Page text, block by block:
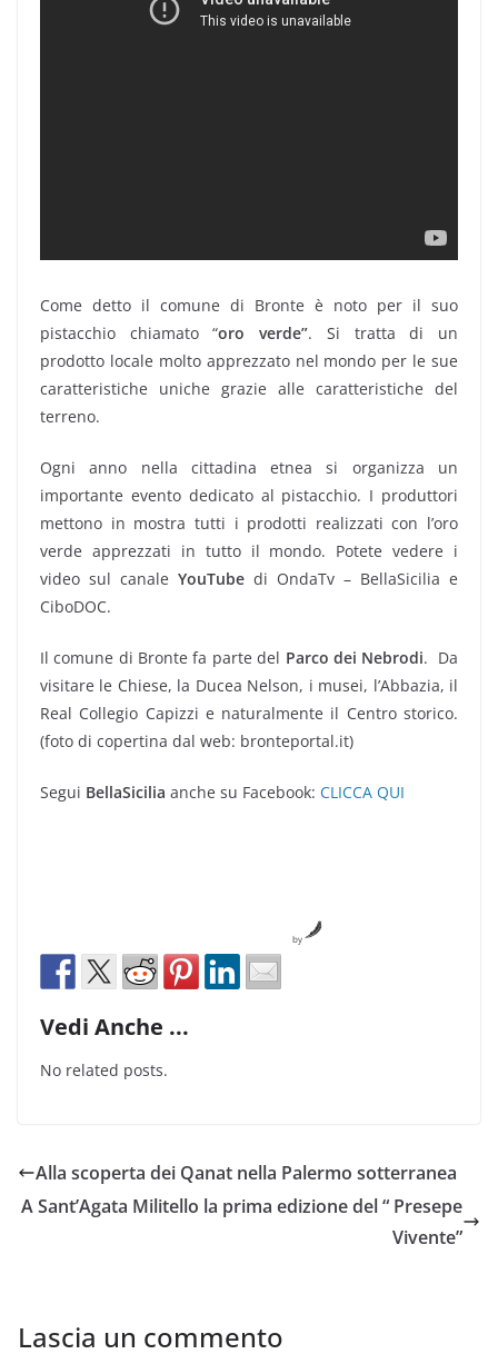
Come detto il comune di Bronte è noto per il suo
pistacchio chiamato “oro verde”. Si tratta di un
prodotto locale molto apprezzato nel mondo per le sue
caratteristiche uniche grazie alle caratteristiche del
terreno.
Ogni anno nella cittadina etnea si organizza un
importante evento dedicato al pistacchio. I produttori
mettono in mostra tutti i prodotti realizzati con l’oro
verde apprezzati in tutto il mondo. Potete vedere i
video sul canale YouTube di OndaTv – BellaSicilia e
CiboDOC.
Il comune di Bronte fa parte del Parco dei Nebrodi. Da
visitare le Chiese, la Ducea Nelson, i musei, l’Abbazia, il
Real Collegio Capizzi e naturalmente il Centro storico.
(foto di copertina dal web: bronteportal.it)
Segui BellaSicilia anche su Facebook: CLICCA QUI
by
Vedi Anche ...
No related posts.
Alla scoperta dei Qanat nella Palermo sotterranea
A Sant’Agata Militello la prima edizione del “ Presepe
Vivente”
Lascia un commento